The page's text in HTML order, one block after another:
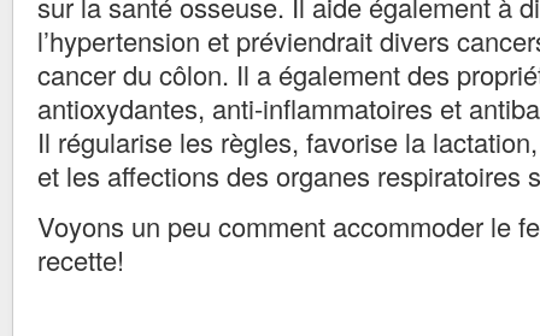
l’hypertension et préviendrait divers
cancer du côlon. Il a également des
antioxydantes, anti-inflammatoires et
Il régularise les règles, favorise la
et les affections des organes respiratoires
Voyons un peu comment accommoder le
recette!